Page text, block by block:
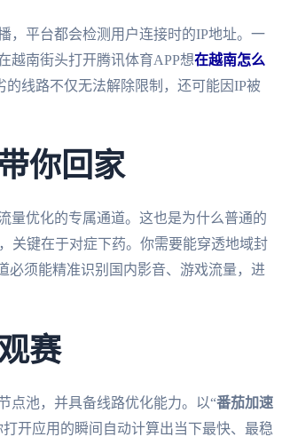
，平台都会检测用户连接时的IP地址。一
越南街头打开腾讯体育APP想在越南怎么
线路不仅无法解除限制，还可能因IP被
你回家
量优化的专属通道。这也是为什么普通的
，关键在于对症下药。你需要能穿透地域封
必须能精准识别国内影音、游戏流量，进
赛
点池，并具备线路优化能力。以“番茄加速
开应用的瞬间自动计算出当下最快、最稳